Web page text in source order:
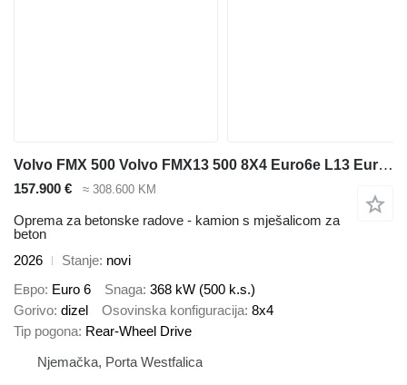
Volvo FMX 500 Volvo FMX13 500 8X4 Euro6e L13 EuromixMTP EM 9 L
157.900 € ≈ 308.600 KM
Oprema za betonske radove - kamion s mješalicom za
beton
2026
Stanje novi
Евро Euro 6 Snaga 368 kW (500 k.s.)
Gorivo dizel Osovinska konfiguracija 8x4
Tip pogona Rear-Wheel Drive
Njemačka, Porta Westfalica